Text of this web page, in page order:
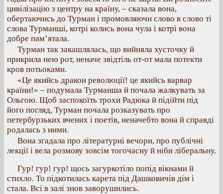
цивілізацію з центру на країну, – сказала вона,
обертаючись до Турман і промовляючи слово в слово ті
слова Турманші, котрі колись вона чула і котрі вона
добре пам’ятала.
Турман так закашлялась, що вийняла хусточку й
прикрила нею рот, неначе звідтіль от-от мала потекти
кров потьоками.
«Це якийсь дракон революції! це якийсь варвар
країни!» – подумала Турманша й почала жалкувать за
Ольгою. Щоб заспокоїть трохи Радюка й підійти під
його погляд, Турман почала розказувать про
петербурзьких вчених і поетів, неначебто вона й справді
родалась з ними.
Вона згадала про літературні вечори, про публічні
лекції і вела розмову зовсім тогочасну й ніби ліберальну.
Гур! гур! гур! щось загуркотіло попід вікнами й
стихло. То підкотилась карета під Дашковичів дім і
стала. Всі в залі знов заворушились.